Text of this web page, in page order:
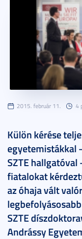
2015. február 11. 4
Külön kérése
egyetemistákkal
SZTE
fiatalokat
az óhaja vált
SZTE
Andrássy